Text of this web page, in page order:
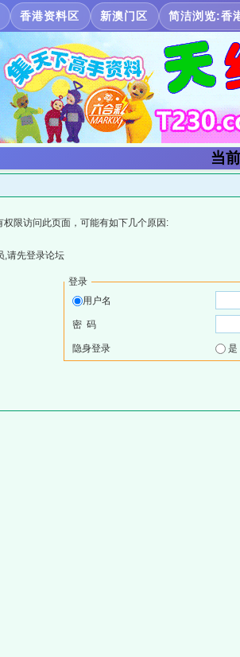
香港资料区 新澳门区 简洁浏览:香
当
权限访问此页面，可能有如下几个原因:
,请先登录论坛
登录
用户名
密 码
隐身登录